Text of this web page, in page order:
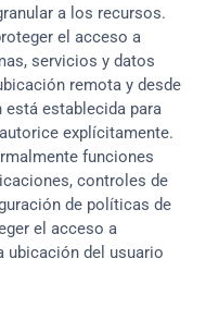
a los recursos.
el acceso a
servicios y datos
remota y desde
establecida para
explícitamente.
funciones
controles de
de políticas de
el acceso a
ubicación del usuario